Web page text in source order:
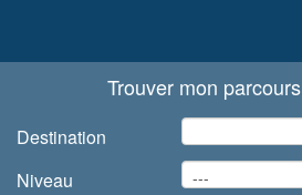
Trouver mon parcours
Destination
Niveau